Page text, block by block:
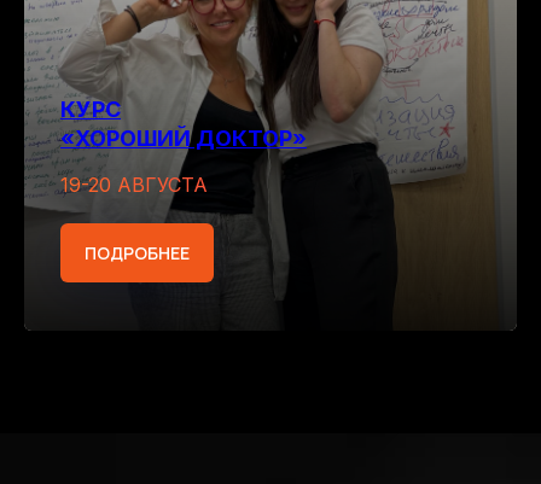
КУРС
«ХОРОШИЙ ДОКТОР»
19-20 АВГУСТА
ПОДРОБНЕЕ